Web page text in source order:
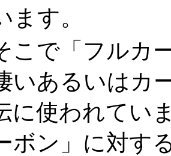
ます。
で「フルカ
いあるいはカ
に使われてい
ボン」に対す